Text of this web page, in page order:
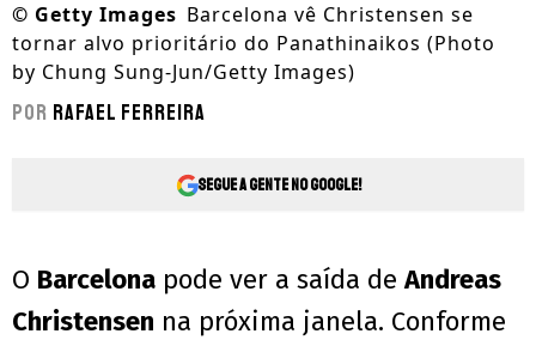
© Getty Images Barcelona vê Christensen se
tornar alvo prioritário do Panathinaikos (Photo
by Chung Sung-Jun/Getty Images)
Por Rafael Ferreira
Segue a gente no Google!
O Barcelona pode ver a saída deAndreas
Christensen na próxima janela. Conforme